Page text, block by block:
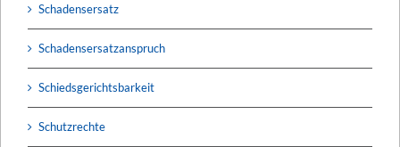
Schadensersatz
Schadensersatzanspruch
Schiedsgerichtsbarkeit
Schutzrechte